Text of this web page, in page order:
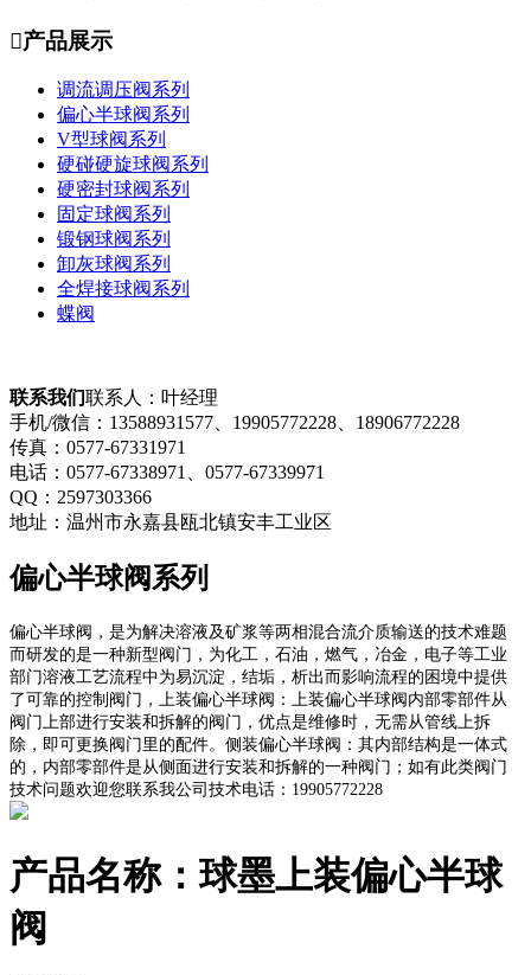
产品展示
调流调压阀系列
偏心半球阀系列
V型球阀系列
硬碰硬旋球阀系列
硬密封球阀系列
固定球阀系列
锻钢球阀系列
卸灰球阀系列
全焊接球阀系列
蝶阀
联系我们联系人：叶经理
手机/微信：13588931577、19905772228​、18906772228
传真：0577-67331971
电话：0577-67338971、0577-67339971​
QQ：2597303366
地址：温州市永嘉县瓯北镇安丰工业区
偏心半球阀系列
偏心半球阀，是为解决溶液及矿浆等两相混合流介质输送的技术难题
而研发的是一种新型阀门，为化工，石油，燃气，冶金，电子等工业
部门溶液工艺流程中为易沉淀，结垢，析出而影响流程的困境中提供
了可靠的控制阀门，上装偏心半球阀：上装偏心半球阀内部零部件从
阀门上部进行安装和拆解的阀门，优点是维修时，无需从管线上拆
除，即可更换阀门里的配件。侧装偏心半球阀：其内部结构是一体式
的，内部零部件是从侧面进行安装和拆解的一种阀门；如有此类阀门
技术问题欢迎您联系我公司技术电话：19905772228
产品名称：球墨上装偏心半球
阀